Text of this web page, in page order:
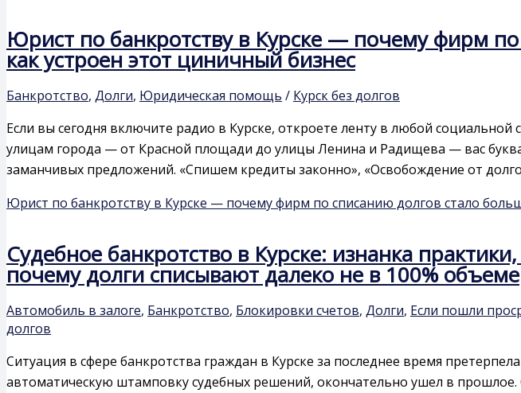
Юрист по банкротству в Курске — почему фирм
как устроен этот циничный бизнес
Банкротство, Долги, Юридическая помощь / Курск без долгов
Если вы сегодня включите радио в Курске, откроете ленту в любой
улицам города — от Красной площади до улицы Ленина и Радищева — вас
заманчивых предложений. «Спишем кредиты законно», «Освобождение от
Юрист по банкротству в Курске — почему фирм по списанию долгов стало
Судебное банкротство в Курске: изнанка
почему долги списывают далеко не в 100% объеме
Автомобиль в залоге, Банкротство, Блокировки счетов, Долги, Если пошли
долгов
Ситуация в сфере банкротства граждан в Курске за последнее время
автоматическую штамповку судебных решений, окончательно ушел в